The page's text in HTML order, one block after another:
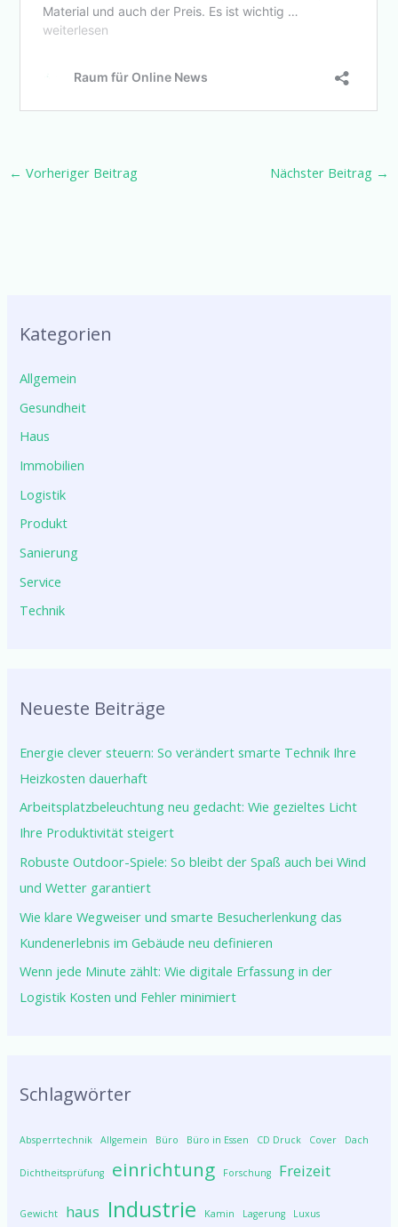
← Vorheriger Beitrag Nächster Beitrag →
Kategorien
Allgemein
Gesundheit
Haus
Immobilien
Logistik
Produkt
Sanierung
Service
Technik
Neueste Beiträge
Energie clever steuern: So verändert smarte Technik Ihre
Heizkosten dauerhaft
Arbeitsplatzbeleuchtung neu gedacht: Wie gezieltes Licht
Ihre Produktivität steigert
Robuste Outdoor-Spiele: So bleibt der Spaß auch bei Wind
und Wetter garantiert
Wie klare Wegweiser und smarte Besucherlenkung das
Kundenerlebnis im Gebäude neu definieren
Wenn jede Minute zählt: Wie digitale Erfassung in der
Logistik Kosten und Fehler minimiert
Schlagwörter
Absperrtechnik Allgemein Büro Büro in Essen CD Druck Cover Dach
Dichtheitsprüfung einrichtung Forschung Freizeit
Gewicht haus Industrie Kamin Lagerung Luxus